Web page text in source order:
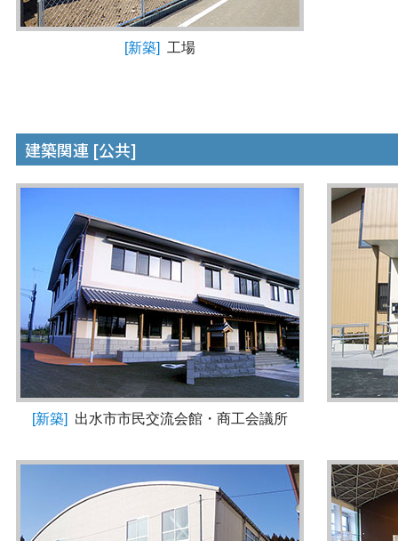
[新築] 工場
建築関連 [公共]
[新築] 出水市市民交流会館・商工会議所